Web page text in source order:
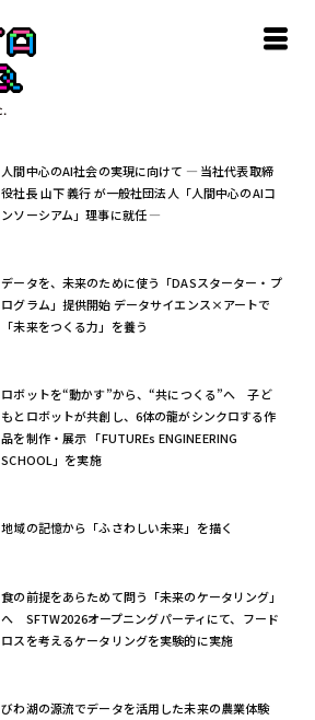
人間中心のAI社会の実現に向けて ― 当社代表取締
役社長 山下 義行 が一般社団法人「人間中心のAIコ
ンソーシアム」理事に就任 ―
データを、未来のために使う「DASスターター・プ
ログラム」提供開始 データサイエンス×アートで
「未来をつくる力」を養う
ロボットを“動かす”から、“共につくる”へ 子ど
もとロボットが共創し、6体の龍がシンクロする作
品を制作・展示 「FUTUREs ENGINEERING
SCHOOL」を実施
地域の記憶から「ふさわしい未来」を描く
食の前提をあらためて問う「未来のケータリング」
へ SFTW2026オープニングパーティにて、フード
ロスを考えるケータリングを実験的に実施
びわ湖の源流でデータを活用した未来の農業体験